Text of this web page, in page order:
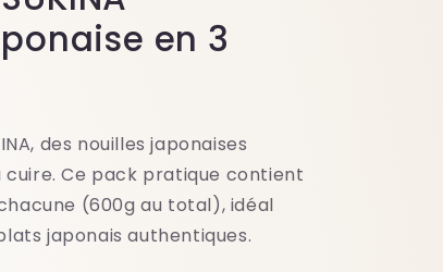
en 3
des nouilles japonaises
Ce pack pratique contient
(600g au total), idéal
japonais authentiques.